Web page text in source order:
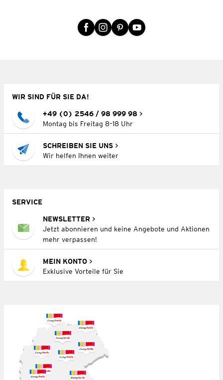
WIR SIND FÜR SIE DA!
+49 (0) 2546 / 98 999 98
Montag bis Freitag 8–18 Uhr
SCHREIBEN SIE UNS
Wir helfen Ihnen weiter
SERVICE
NEWSLETTER
Jetzt abonnieren und keine Angebote und Aktionen
mehr verpassen!
MEIN KONTO
Exklusive Vorteile für Sie